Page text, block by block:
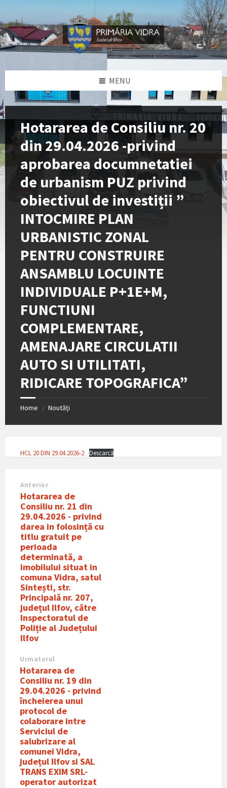
content
left
sidebar
right
sidebar
footer
MENU
Hotararea de Consiliu nr. 20
din 29.04.2026 -privind
aprobarea documnetatiei
de urbanism PUZ privind
obiectivul de investiții ”
INTOCMIRE PLAN
URBANISTIC ZONAL
PENTRU CONSTRUIRE
ANSAMBLU LOCUINTE
INDIVIDUALE P+1E+M,
FUNCTIUNI
COMPLEMENTARE,
AMENAJARE CIRCULATII
AUTO SI UTILITATI,
RIDICARE TOPOGRAFICA”
Home / Noutăți
HCL 20 DIN 29.04.2026-2 Descarcă
Anterior
Hotararea de
Consiliu nr. 21 din
29.04.2026 - privind
darea in folosință cu
titlu gratuit pe
perioada
determinată, a
imobilului situat in
comuna Vidra, satul
Sintești, str.
Principalǎ nr. 207,
județul Ilfov, către
Inspectoratul de
Poliție al Județului
Ilfov
Urmatorul
Hotararea de
Consiliu nr. 19 din
29.04.2026 - privind
încheierea unui
protocol de
colaborare intre
Serviciul de
salubrizare al
comunei Vidra,
județul Ilfov si SAL
TRANS EXIM SRL-
operator autorizat